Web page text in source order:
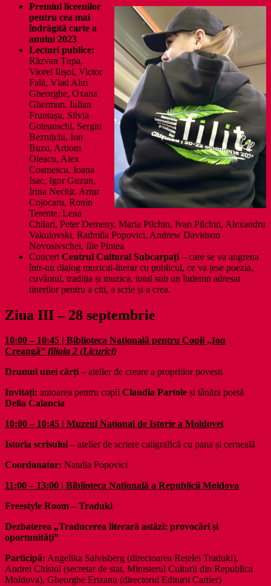
Premiul liceenilor
pentru cea mai
îndrăgită carte a
anului 2023
Lecturi publice:
Răzvan Țupa,
Viorel Ilișoi, Victor
Fală, Vlad Alui
Gheorghe, Oxana
Gherman, Iulian
Fruntașu, Silvia
Goteanschi, Sergiu
Beznițchi, Ion
Buzu, Artiom
Oleacu, Alex
Cosmescu, Ioana
Isac, Igor Guzun,
Irina Nechit, Artur
Cojocaru, Ronin
Terente, Lena
Chilari, Peter Demeny, Maria Pilchin, Ivan Pilchin, Alexandru
Vakulovski, Radmila Popovici, Andrew Davidson
Novosivschei, Ilie Pintea
Concert Centrul Cultural Subcarpați – care se va angrena
într-un dialog muzical-literar cu publicul, ce va țese poezia,
cuvântul, tradiția și muzica, totul sub un îndemn adresat
tinerilor pentru a citi, a scrie și a crea.
Ziua III – 28 septembrie
10:00 – 10:45 | Biblioteca Națională pentru Copii „Ion
Creangă” filiala 2 (Licurici)
Drumul unei cărți– atelier de creare a propriilor povești
Invitați: autoarea pentru copii Claudia Partole și tânăra poetă
Delia Calancia
10:00 – 10:45 | Muzeul Național de Istorie a Moldovei
Istoria scrisului – atelier de scriere caligrafică cu pana și cerneală
Coordonator: Natalia Popovici
11:00 – 13:00 | Biblioteca Națională a Republicii Moldova
Freestyle Room – Traduki
Dezbaterea „Traducerea literară astăzi: provocări și
oportunități”
Participă: Angelika Salvisberg (directoarea Rețelei Traduki),
Andrei Chistol (secretar de stat, Ministerul Culturii din Republica
Moldova), Gheorghe Erizanu (directorul Editurii Cartier)